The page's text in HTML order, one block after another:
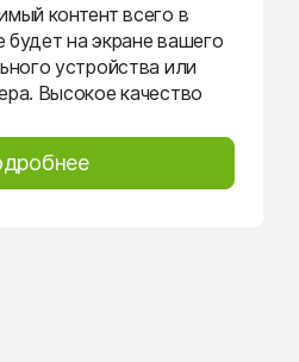
контент всего в
на экране вашего
устройства или
Высокое качество